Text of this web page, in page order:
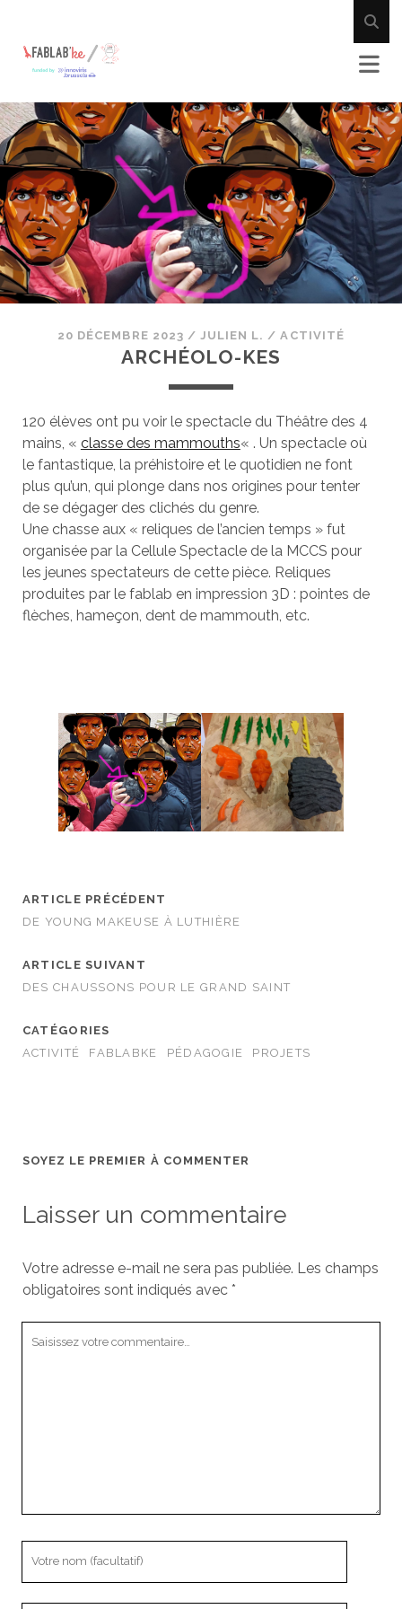
20 DÉCEMBRE 2023 / JULIEN L. /ACTIVITÉ
ARCHÉOLO-KES
120 élèves ont pu voir le spectacle du Théâtre des 4
mains, « classe des mammouths« . Un spectacle où
le fantastique, la préhistoire et le quotidien ne font
plus qu’un, qui plonge dans nos origines pour tenter
de se dégager des clichés du genre.
Une chasse aux « reliques de l’ancien temps » fut
organisée par la Cellule Spectacle de la MCCS pour
les jeunes spectateurs de cette pièce. Reliques
produites par le fablab en impression 3D : pointes de
flèches, hameçon, dent de mammouth, etc.
ARTICLE PRÉCÉDENT
DE YOUNG MAKEUSE À LUTHIÈRE
ARTICLE SUIVANT
DES CHAUSSONS POUR LE GRAND SAINT
CATÉGORIES
ACTIVITÉ
FABLABKE PÉDAGOGIE PROJETS
SOYEZ LE PREMIER À COMMENTER
Laisser un commentaire
Votre adresse e-mail ne sera pas publiée. Les champs
obligatoires sont indiqués avec *